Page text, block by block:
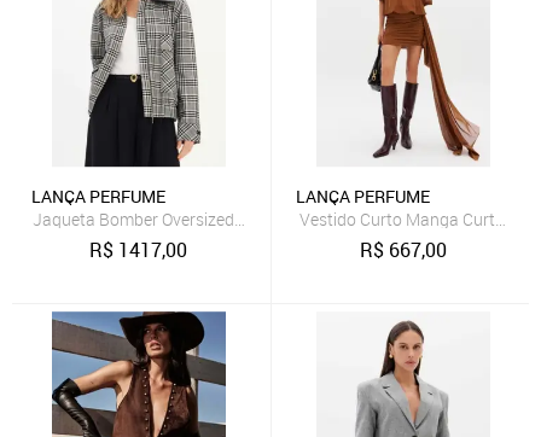
LANÇA PERFUME
Jaqueta Bomber Oversized Com Linho Lança Perfume
R$ 1417,00
LANÇA PERFUME
Vestido Curto Manga Curta De
R$ 667,00